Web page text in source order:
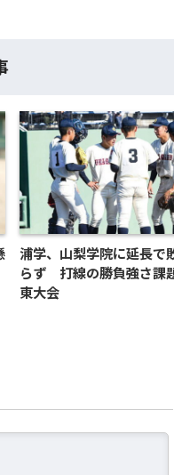
浦学、山梨学院に延長で
らず 打線の勝負強さ
東大会